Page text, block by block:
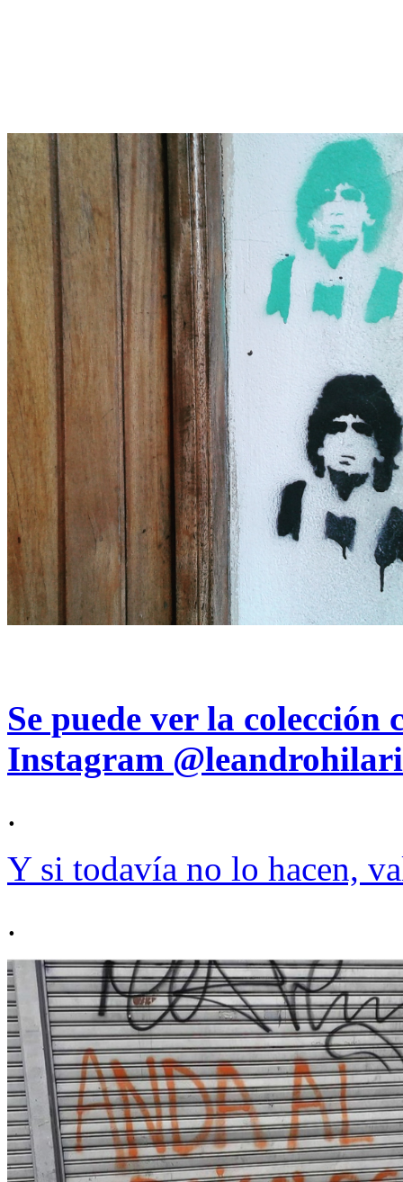
Se puede ver la colección
Instagram
.
Y si todavía no lo hacen,
.